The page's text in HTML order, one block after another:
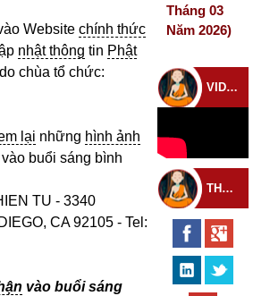
Website chính thức
nhật thông tin Phật
do chùa tổ chức:
lại những hình ảnh
buổi sáng bình
TU - 3340
CA 92105 - Tel:
vào buổi sáng
Tháng 03
Năm 2026)
VIDEO CHÙA
THEO DÕI THIỀN TỰ